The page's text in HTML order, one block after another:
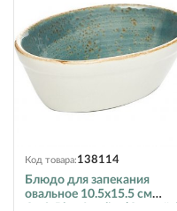
Код товара:138114
Блюдо для запекания
овальное 10.5х15.5 см